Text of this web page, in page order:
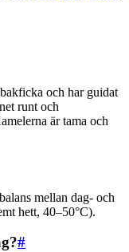
och har guidat
runt och
är tama och
mellan dag- och
hett, 40–50°C).
#